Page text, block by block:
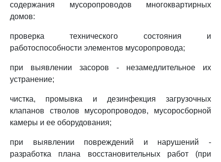
содержания мусоропроводов многоквартирных
домов:
проверка технического состояния и
работоспособности элементов мусоропровода;
при выявлении засоров - незамедлительное их
устранение;
чистка, промывка и дезинфекция загрузочных
клапанов стволов мусоропроводов, мусоросборной
камеры и ее оборудования;
при выявлении повреждений и нарушений -
разработка плана восстановительных работ (при